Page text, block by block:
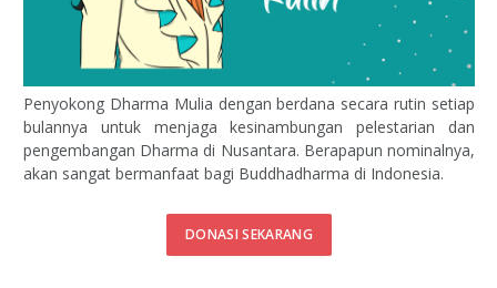
Penyokong Dharma Mulia dengan berdana secara rutin setiap
bulannya untuk menjaga kesinambungan pelestarian dan
pengembangan Dharma di Nusantara. Berapapun nominalnya,
akan sangat bermanfaat bagi Buddhadharma di Indonesia.
DONASI SEKARANG